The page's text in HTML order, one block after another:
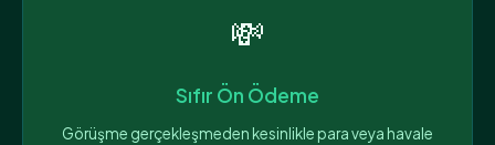
💸
Sıfır Ön Ödeme
Görüşme gerçekleşmeden kesinlikle para veya havale